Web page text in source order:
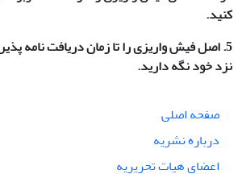
کنید.
5. اصل فیش واریزی را تا زمان دریافت نامه
نزد خود نگه دارید.
صفحه اصلی
درباره نشریه
اعضای هیات تحریریه